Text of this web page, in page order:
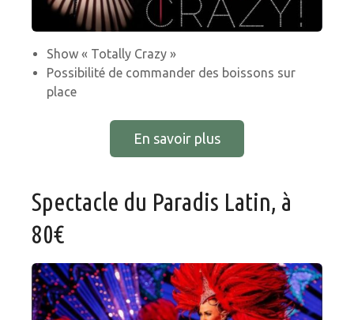
Show « Totally Crazy »
Possibilité de commander des boissons sur
place
En savoir plus
Spectacle du Paradis Latin, à
80€